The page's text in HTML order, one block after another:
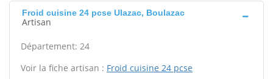
Froid cuisine 24 pcse Ulazac, Boulazac
Artisan
Département: 24
Voir la fiche artisan : Froid cuisine 24 pcse